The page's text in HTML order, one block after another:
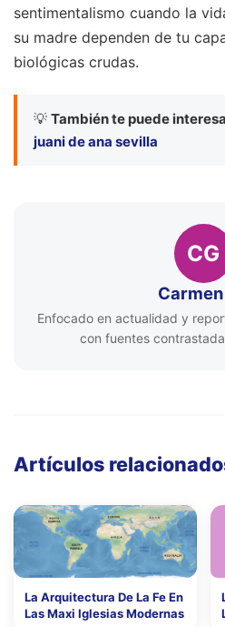
sentimentalismo cuando la
su madre dependen de tu
biológicas crudas.
💡 También te puede
juani de ana sevilla
CG
Enfocado en actualidad y
con fuentes
Artículos
La Arquitectura De La Fe En
Las Maxi Iglesias Modernas